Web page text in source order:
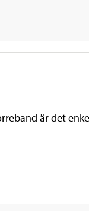
är det